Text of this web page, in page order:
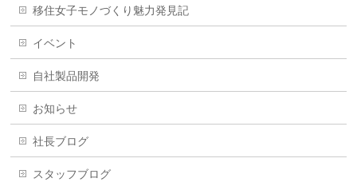
移住女子モノづくり魅力発見記
イベント
自社製品開発
お知らせ
社長ブログ
スタッフブログ